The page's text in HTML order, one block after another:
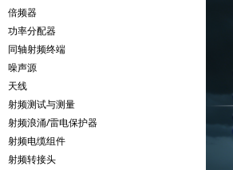
倍频器
功率分配器
同轴射频终端
噪声源
天线
射频测试与测量
射频浪涌/雷电保护器
射频电缆组件
射频转接头